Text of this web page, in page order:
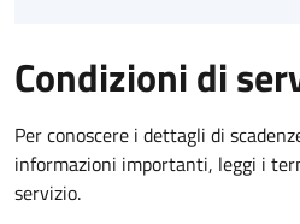
Condizioni di
Per conoscere i dettagli di
informazioni importanti, leggi i
servizio.